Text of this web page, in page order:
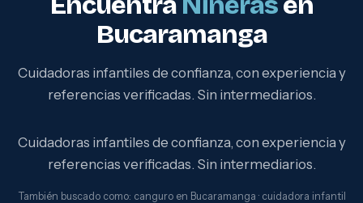
Bucaramanga
Cuidadoras infantiles de confianza, con experiencia y
referencias verificadas. Sin intermediarios.
Cuidadoras infantiles de confianza, con experiencia y
referencias verificadas. Sin intermediarios.
También buscado como: canguro en Bucaramanga · cuidadora infantil